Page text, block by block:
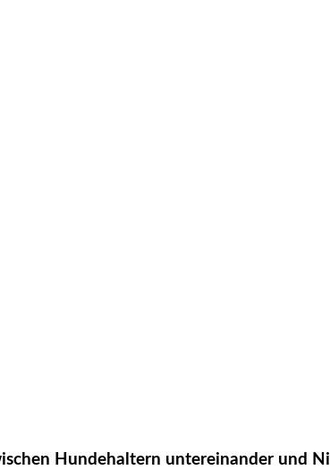
Hundehaltern untereinander und